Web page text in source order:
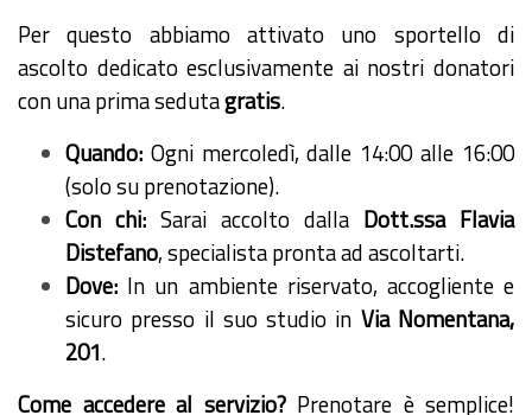
Per questo abbiamo attivato uno sportello di
ascolto dedicato esclusivamente ai nostri donatori
con una prima sedutagratis.
Quando: Ogni mercoledì, dalle 14:00 alle 16:00
(solo su prenotazione).
Con chi: Sarai accolto dalla Dott.ssa Flavia
Distefano, specialista pronta ad ascoltarti.
Dove: In un ambiente riservato, accogliente e
sicuro presso il suo studio in Via Nomentana,
201.
Come accedere al servizio?Prenotare è semplice!